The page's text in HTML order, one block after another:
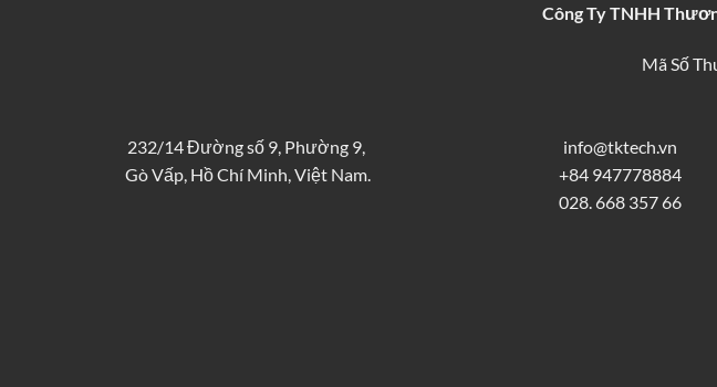
Công Ty TNHH
Mã Số
232/14 Đường số 9, Phường 9,
Gò Vấp, Hồ Chí Minh, Việt Nam.
info@tktech.vn
+84 947778884
028. 668 357 66